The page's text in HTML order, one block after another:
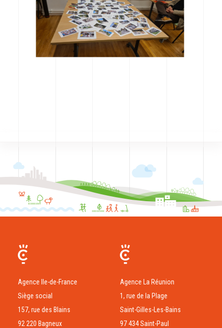
CODRA recrute
Contact
Agence Ile-de-France
Siège social
157, rue des Blains
92 220 Bagneux
Agence La Réunion
1, rue de la Plage
Saint-Gilles-Les-Bains
97 434 Saint-Paul